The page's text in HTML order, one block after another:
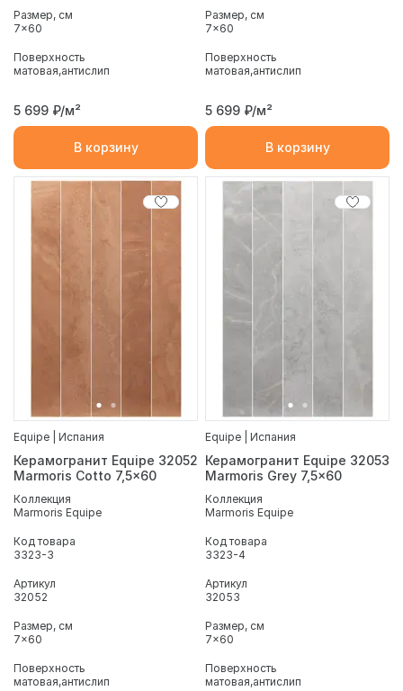
Размер, см
7x60
Поверхность
матовая антислип
5 699 ₽/м²
В корзину
Размер, см
7x60
Поверхность
матовая антислип
5 699 ₽/м²
В корзину
Equipe | Испания
Керамогранит Equipe 32052
Marmoris Cotto 7,5x60
Коллекция
Marmoris Equipe
Код товара
3323-3
Артикул
32052
Размер, см
7x60
Поверхность
матовая антислип
Equipe | Испания
Керамогранит Equipe 32053
Marmoris Grey 7,5x60
Коллекция
Marmoris Equipe
Код товара
3323-4
Артикул
32053
Размер, см
7x60
Поверхность
матовая антислип